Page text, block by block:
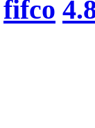
fifco